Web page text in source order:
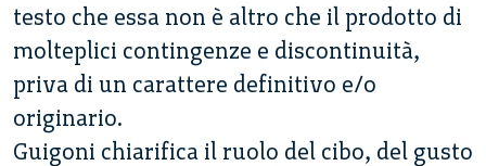
testo che essa non è altro che il prodotto di
molteplici contingenze e discontinuità,
priva di un carattere definitivo e/o
originario.
Guigoni chiarifica il ruolo del cibo, del gusto